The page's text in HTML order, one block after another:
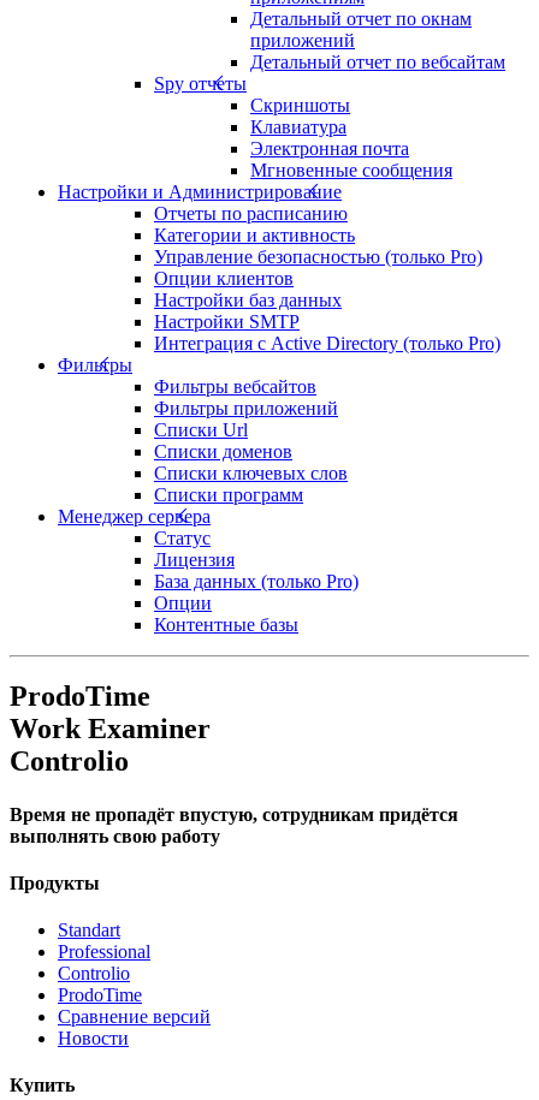
Детальный отчет по окнам
приложений
Детальный отчет по вебсайтам
Spy отчеты
Скриншоты
Клавиатура
Электронная почта
Мгновенные сообщения
Настройки и Администрирование
Отчеты по расписанию
Категории и активность
Управление безопасностью (только Pro)
Опции клиентов
Настройки баз данных
Настройки SMTP
Интеграция с Active Directory (только Pro)
Фильтры
Фильтры вебсайтов
Фильтры приложений
Списки Url
Списки доменов
Списки ключевых слов
Списки программ
Менеджер сервера
Статус
Лицензия
База данных (только Pro)
Опции
Контентные базы
ProdoTime
Work Examiner
Controlio
Время не пропадёт впустую, сотрудникам придётся
выполнять свою работу
Продукты
Standart
Professional
Controlio
ProdoTime
Сравнение версий
Новости
Купить